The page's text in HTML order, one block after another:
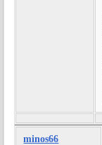
minos66